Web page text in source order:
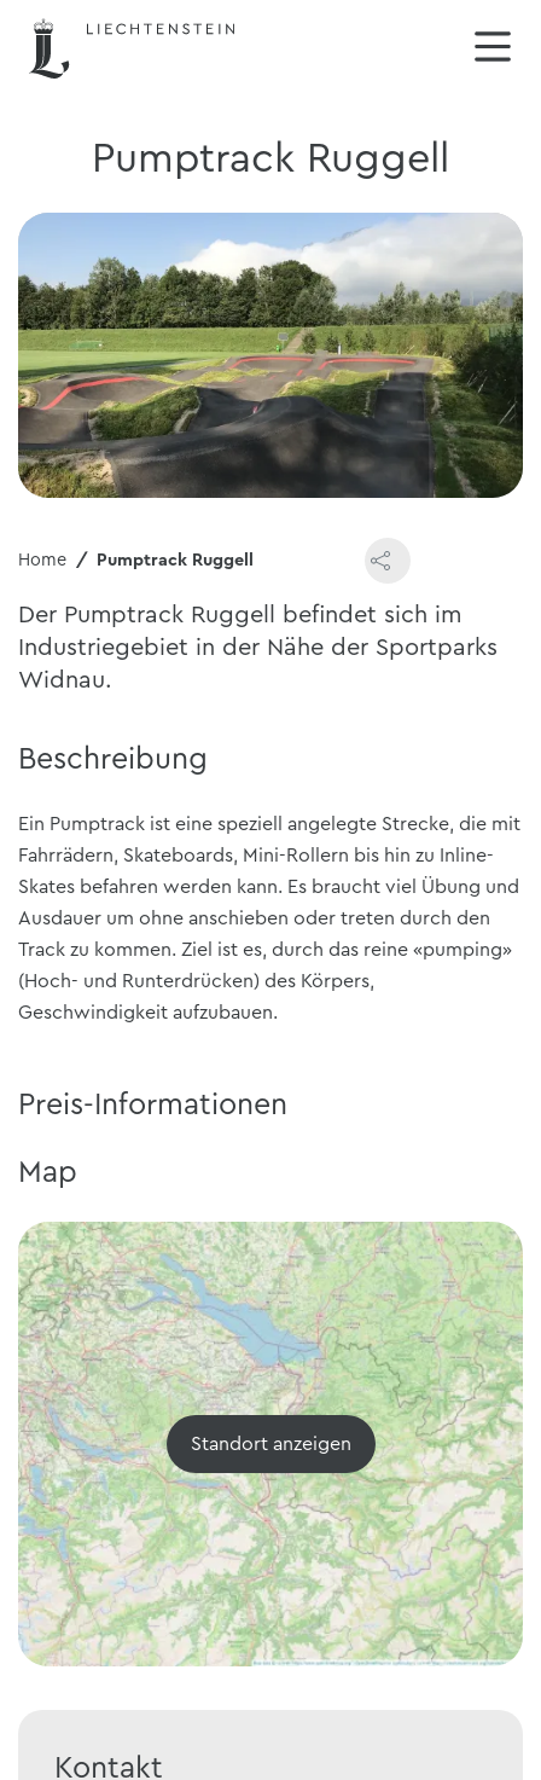
Pumptrack Ruggell
Home Pumptrack Ruggell
Der Pumptrack Ruggell befindet sich im
Industriegebiet in der Nähe der Sportparks
Widnau.
Beschreibung
Ein Pumptrack ist eine speziell angelegte Strecke, die mit
Fahrrädern, Skateboards, Mini-Rollern bis hin zu Inline-
Skates befahren werden kann. Es braucht viel Übung und
Ausdauer um ohne anschieben oder treten durch den
Track zu kommen. Ziel ist es, durch das reine «pumping»
(Hoch- und Runterdrücken) des Körpers,
Geschwindigkeit aufzubauen.
Preis-Informationen
Map
Standort anzeigen
Kontakt